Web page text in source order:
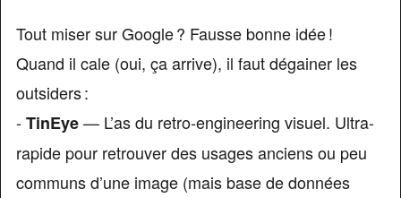
Tout miser sur Google ? Fausse bonne idée !
Quand il cale (oui, ça arrive), il faut dégainer les
outsiders :
-TinEye— L’as du retro-engineering visuel. Ultra-
rapide pour retrouver des usages anciens ou peu
communs d’une image (mais base de données